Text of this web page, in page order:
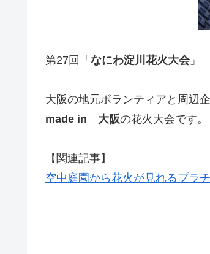
第27回「 なにわ淀川花火大会」
大阪の地元ボランティアと周辺
made in 大阪の花火大会です。
【関連記事】
空中庭園から花火が見れるプラ